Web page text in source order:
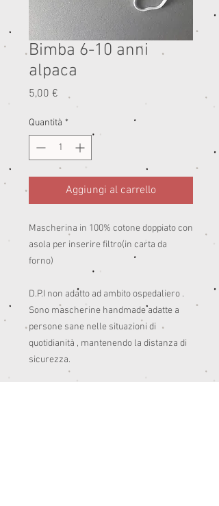
Bimba 6-10 anni
alpaca
5,00 € Prezzo
Quantità *
Aggiungi al carrello
Mascherina in 100% cotone doppiato con
asola per inserire filtro(in carta da
forno)
D.P.I non adatto ad ambito ospedaliero .
Sono mascherine handmade adatte a
persone sane nelle situazioni di
quotidianità , mantenendo la distanza di
sicurezza.